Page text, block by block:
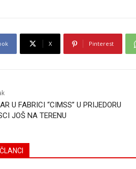
X Pinterest
U FABRICI “CIMSS” U PRIJEDORU
JOŠ NA TERENU